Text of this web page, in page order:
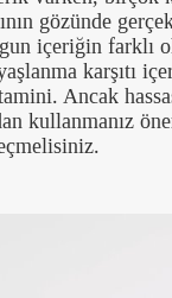
gözünde
içeriğin farklı
karşıtı
Ancak
kullanmanız